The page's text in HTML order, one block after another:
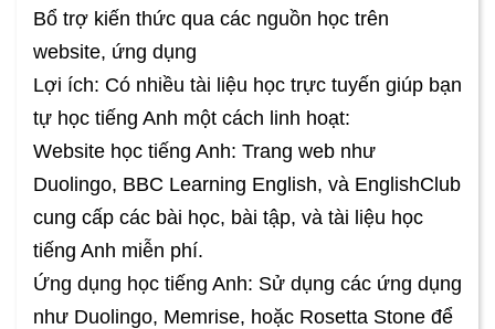
Bổ trợ kiến thức qua các nguồn học trên
website, ứng dụng
Lợi ích: Có nhiều tài liệu học trực tuyến giúp bạn
tự học tiếng Anh một cách linh hoạt:
Website học tiếng Anh: Trang web như
Duolingo, BBC Learning English, và EnglishClub
cung cấp các bài học, bài tập, và tài liệu học
tiếng Anh miễn phí.
Ứng dụng học tiếng Anh: Sử dụng các ứng dụng
như Duolingo, Memrise, hoặc Rosetta Stone để